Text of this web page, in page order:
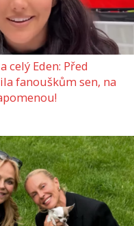
celý Eden: Před
fanouškům sen, na